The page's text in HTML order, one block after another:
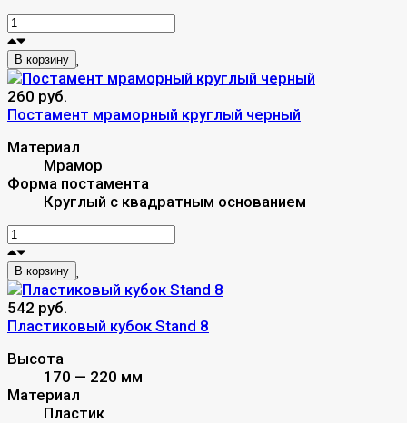
В корзину
260 руб.
Постамент мраморный круглый черный
Материал
Мрамор
Форма постамента
Круглый с квадратным основанием
В корзину
542 руб.
Пластиковый кубок Stand 8
Высота
170 — 220 мм
Материал
Пластик